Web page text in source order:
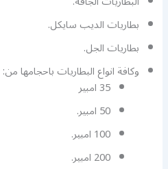
بطاريات الديب سايكل.
بطاريات الجل.
وكافة انواع البطاريات باحجامها من:
35 امبير
50 امبير.
100 امبير.
200 امبير.